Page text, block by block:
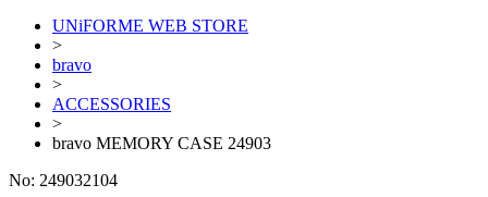
UNiFORME WEB STORE
>
bravo
>
ACCESSORIES
>
bravo MEMORY CASE 24903
No: 249032104